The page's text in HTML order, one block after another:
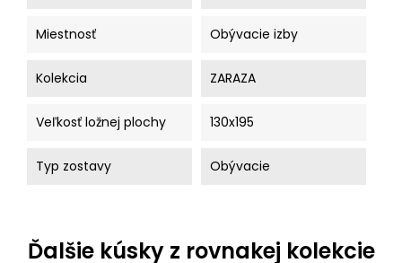
Miestnosť Obývacie izby
Kolekcia ZARAZA
Veľkosť ložnej plochy 130x195
Typ zostavy Obývacie
Ďalšie kúsky z rovnakej kolekcie